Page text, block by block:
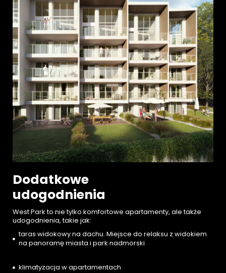
Dodatkowe
udogodnienia
West Park to nie tylko komfortowe apartamenty, ale także
udogodnienia, takie jak:
taras widokowy na dachu. Miejsce do relaksu z widokiem
na panoramę miasta i park nadmorski
klimatyzacja w apartamentach